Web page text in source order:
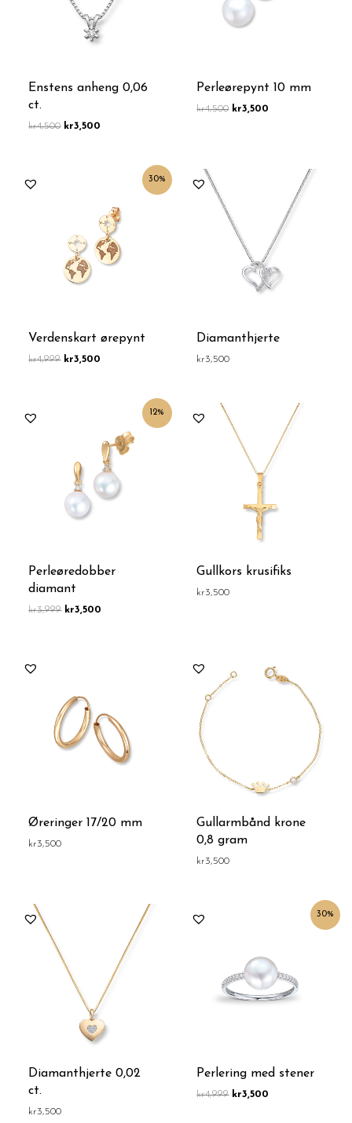
Enstens anheng 0,06
ct.
kr4,500 kr3,500
Perleørepynt 10 mm
kr4,500 kr3,500
30%
Verdenskart ørepynt
kr4,999 kr3,500
Nåværende
kr3,500.
Diamanthjerte
kr3,500
12%
Perleøredobber
diamant
kr3,999 kr3,500
Nåværende
kr3,500.
Gullkors krusifiks
kr3,500
Øreringer 17/20 mm
kr3,500
Gullarmbånd krone
0,8 gram
kr3,500
Diamanthjerte 0,02
ct.
kr3,500
30%
Perlering med stener
kr4,999 kr3,500
Nåværende